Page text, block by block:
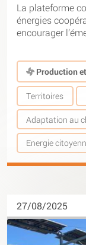
La plateforme
énergies
encourager
Production
Territoires
Adaptation au
Energie
27/08/2025